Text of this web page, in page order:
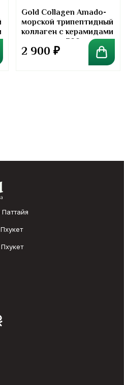
Gold Collagen Amado-
морской трипептидный
коллаген с керамидами
в порошке. 300 грамм
2 900 ₽